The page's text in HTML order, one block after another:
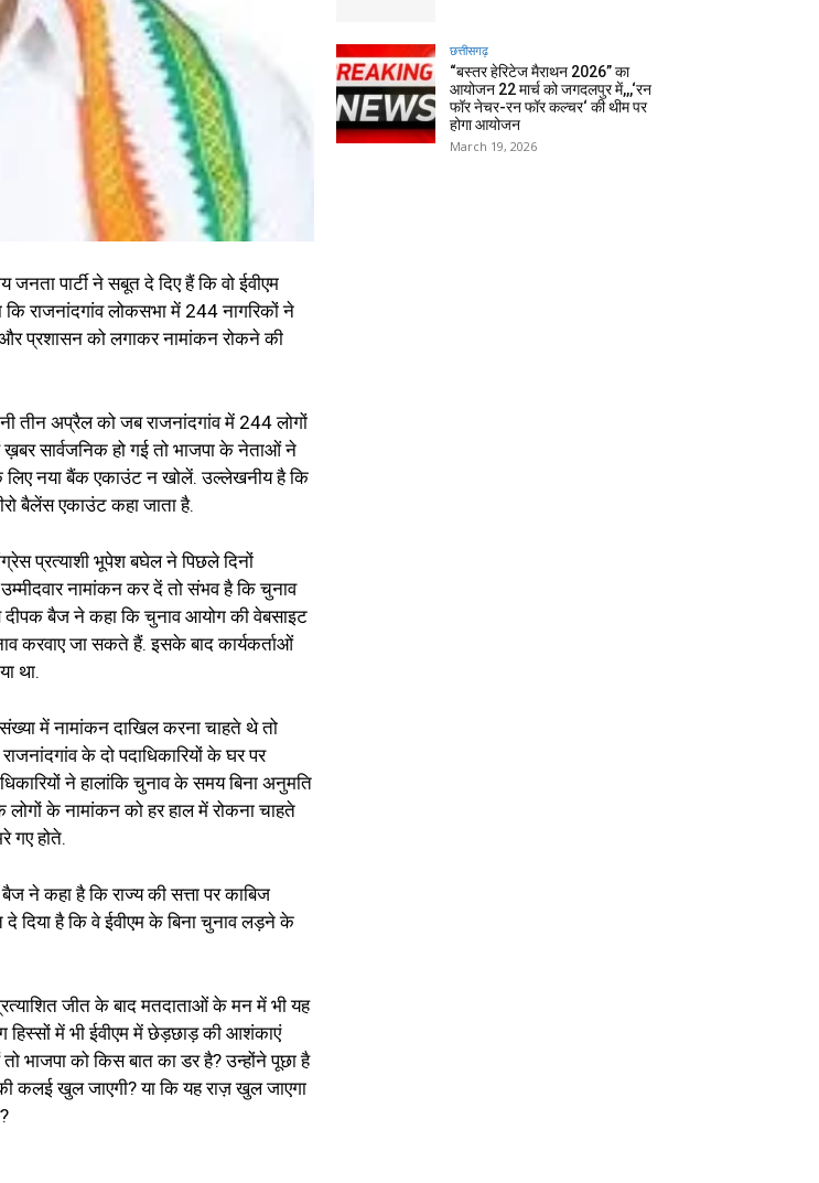
पार्टी ने सबूत दे दिए हैं कि वो ईवीएम
राजनांदगांव लोकसभा में 244 नागरिकों ने
प्रशासन को लगाकर नामांकन रोकने की
तीन अप्रैल को जब राजनांदगांव में 244 लोगों
सार्वजनिक हो गई तो भाजपा के नेताओं ने
लिए नया बैंक एकाउंट न खोलें. उल्लेखनीय है कि
बैलेंस एकाउंट कहा जाता है.
प्रत्याशी भूपेश बघेल ने पिछले दिनों
नामांकन कर दें तो संभव है कि चुनाव
बैज ने कहा कि चुनाव आयोग की वेबसाइट
करवाए जा सकते हैं. इसके बाद कार्यकर्ताओं
था.
में नामांकन दाखिल करना चाहते थे तो
के दो पदाधिकारियों के घर पर
ने हालांकि चुनाव के समय बिना अनुमति
के नामांकन को हर हाल में रोकना चाहते
गए होते.
ने कहा है कि राज्य की सत्ता पर काबिज
दिया है कि वे ईवीएम के बिना चुनाव लड़ने के
जीत के बाद मतदाताओं के मन में भी यह
में भी ईवीएम में छेड़छाड़ की आशंकाएं
भाजपा को किस बात का डर है? उन्होंने पूछा है
कलई खुल जाएगी? या कि यह राज़ खुल जाएगा
छत्तीसगढ़
“बस्तर हेरिटेज मैराथन 2026” का
आयोजन 22 मार्च को जगदलपुर में,,,‘रन
फॉर नेचर-रन फॉर कल्चर‘ की थीम पर
होगा आयोजन
March 19, 2026